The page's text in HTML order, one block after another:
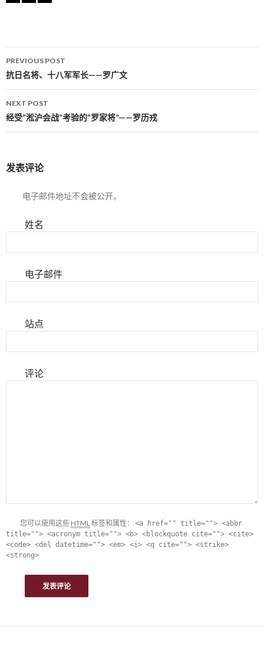
Post navigation
PREVIOUS POST
抗日名将、十八军军长——罗广文
NEXT POST
经受“淞沪会战”考验的“罗家将”——罗历戎
发表评论
电子邮件地址不会被公开。
姓名
电子邮件
站点
评论
您可以使用这些 HTML标签和属性： <a href="" title=""> <abbr
title=""> <acronym title=""> <b> <blockquote cite=""> <cite>
<code> <del datetime=""> <em> <i> <q cite=""> <strike>
<strong>